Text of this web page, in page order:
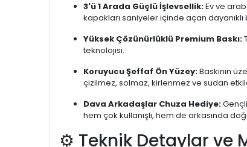
3'ü 1 Arada Güçlü İşlevsellik:Ev ve
kapakları saniyeler içinde açan dayanıklı
Yüksek Çözünürlüklü Premium Baskı:
teknolojisi.
Koruyucu Şeffaf Ön Yüzey:Baskının
çizilmez, solmaz, kirlenmez ve sudan
Dava Arkadaşlar Chuza Hediye:
hem çok kullanışlı, hem de arkasında
⚙️ Teknik Detaylar ve